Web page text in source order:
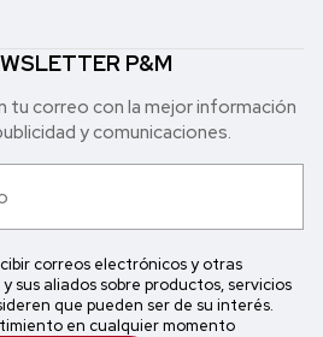
P&M
correo con la mejor in formación
y comunicaciones.
correos electrónicos y otras
sus aliados sobre productos, servicios
que pueden ser de su interés.
en cualquier momento